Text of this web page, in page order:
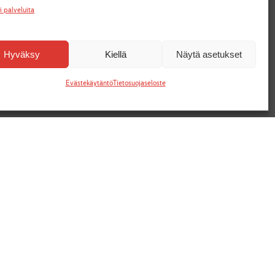
palveluita
Hyväksy Kiellä Näytä asetukset
EvästekäytäntöTietosuojaseloste
uuteen välilehteen